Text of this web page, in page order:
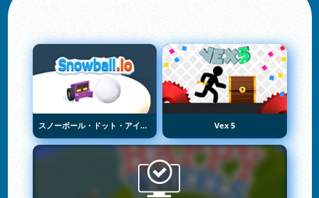
スノーボール・ドット・アイオー Vex 5